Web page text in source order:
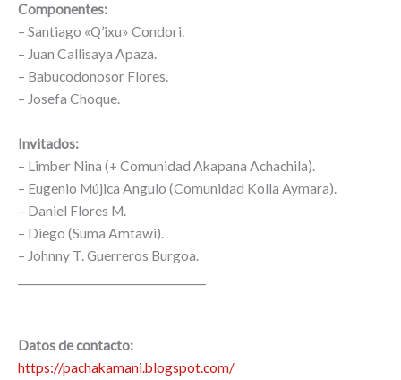
Componentes:
– Santiago «Q’ixu» Condori.
– Juan Callisaya Apaza.
– Babucodonosor Flores.
– Josefa Choque.
Invitados:
– Limber Nina (+ Comunidad Akapana Achachila).
– Eugenio Mújica Angulo (Comunidad Kolla Aymara).
– Daniel Flores M.
– Diego (Suma Amtawi).
– Johnny T. Guerreros Burgoa.
Datos de contacto:
https://pachakamani.blogspot.com/